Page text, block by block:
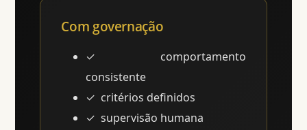
Com governação
comportamento
consistente
critérios definidos
supervisão humana